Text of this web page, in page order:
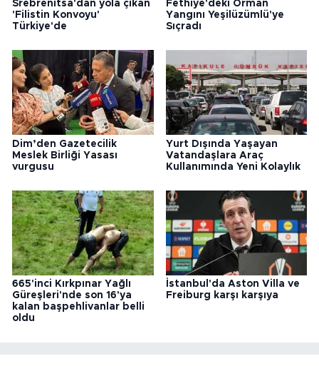
Srebrenitsa'dan yola çıkan
'Filistin Konvoyu'
Türkiye'de
Fethiye'deki Orman
Yangını Yeşilüzümlü'ye
Sıçradı
Dim’den Gazetecilik
Meslek Birliği Yasası
vurgusu
Yurt Dışında Yaşayan
Vatandaşlara Araç
Kullanımında Yeni Kolaylık
665'inci Kırkpınar Yağlı
Güreşleri'nde son 16'ya
kalan başpehlivanlar belli
oldu
İstanbul'da Aston Villa ve
Freiburg karşı karşıya